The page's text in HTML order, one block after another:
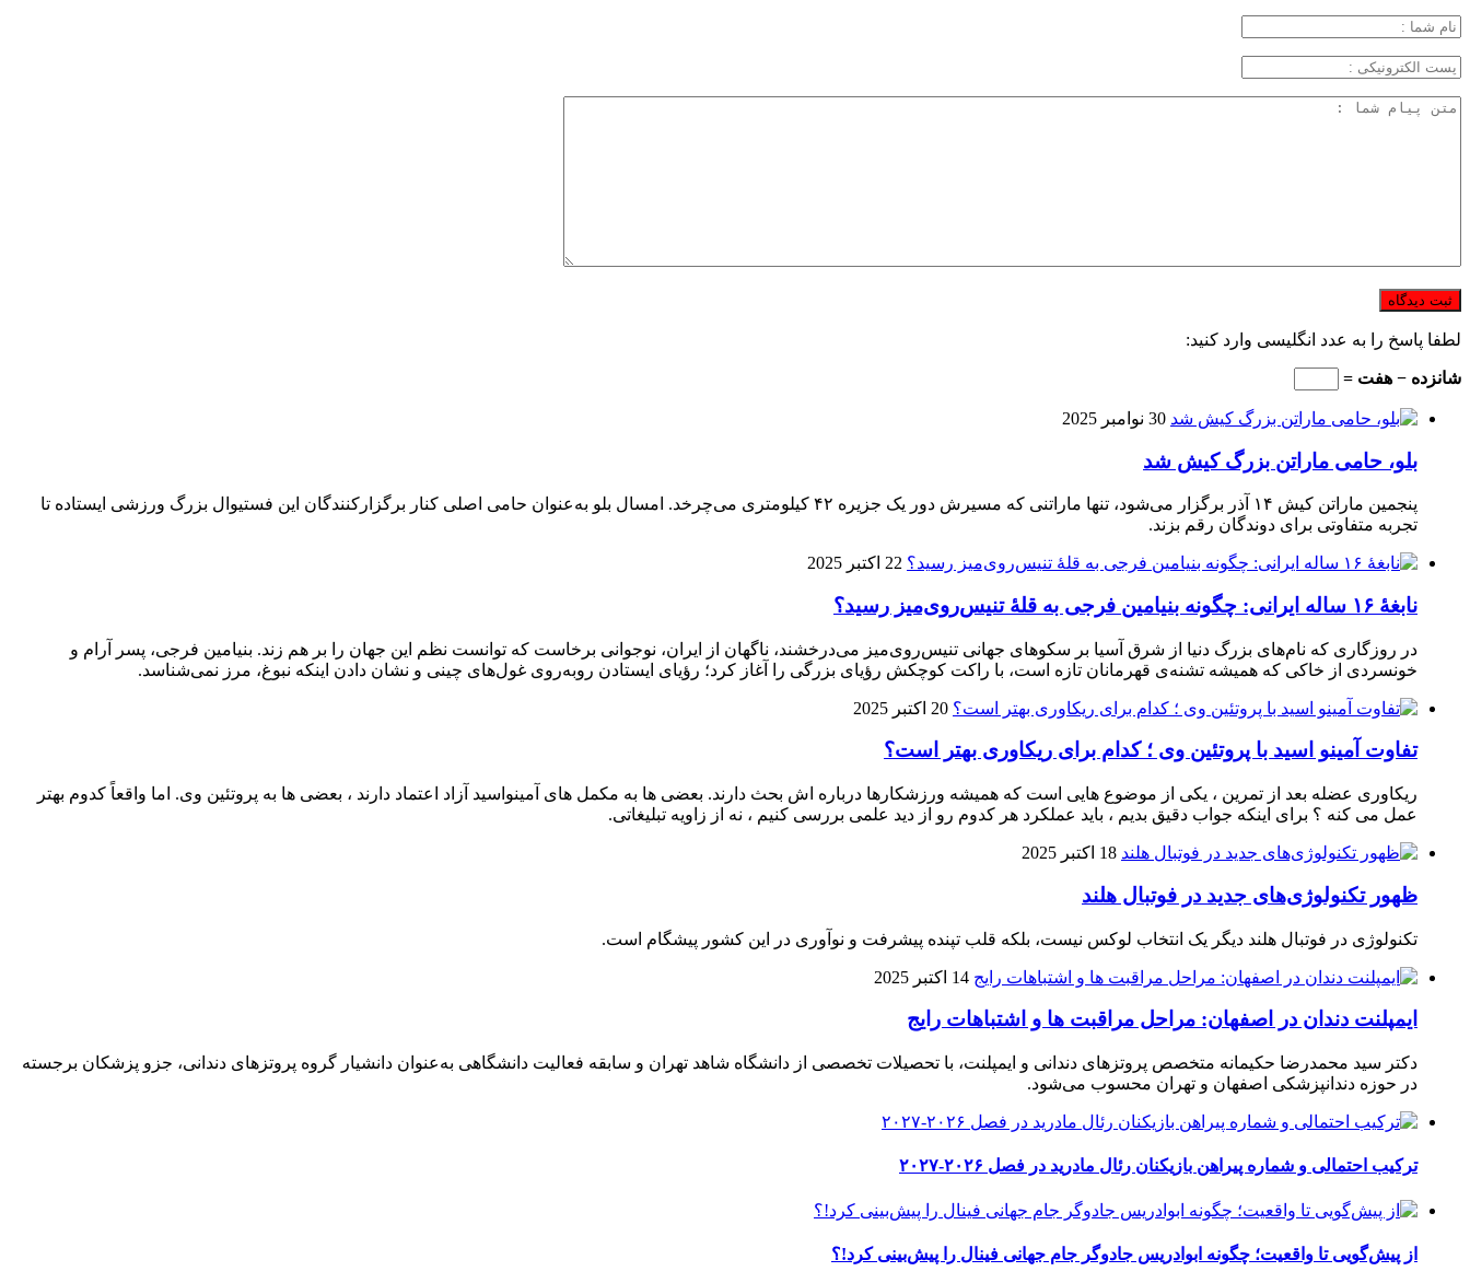
لطفا پاسخ را به عدد انگلیسی وارد کنید:
شانزده − هفت =
30 نوامبر 2025
بلو، حامی ماراتن بزرگ کیش شد
پنجمین ماراتن کیش ۱۴ آذر برگزار می‌شود، تنها ماراتنی که مسیرش دور یک جزیره ۴۲ کیلومتری می‌چرخد. امسال بلو به‌عنوان حامی اصلی کنار برگزارکنندگان این فستیوال بزرگ ورزشی ایستاده تا
تجربه متفاوتی برای دوندگان رقم بزند.
22 اکتبر 2025
نابغهٔ ۱۶ ساله ایرانی: چگونه بنیامین فرجی به قلهٔ تنیس‌روی‌میز رسید؟
در روزگاری که نام‌های بزرگ دنیا از شرق آسیا بر سکوهای جهانی تنیس‌روی‌میز می‌درخشند، ناگهان از ایران، نوجوانی برخاست که توانست نظم این جهان را بر هم زند. بنیامین فرجی، پسر آرام و
خونسردی از خاکی که همیشه تشنه‌ی قهرمانان تازه است، با راکت کوچکش رؤیای بزرگی را آغاز کرد؛ رؤیای ایستادن روبه‌روی غول‌های چینی و نشان دادن اینکه نبوغ، مرز نمی‌شناسد.
20 اکتبر 2025
تفاوت آمینو اسید با پروتئین وی ؛ کدام برای ریکاوری بهتر است؟
ریکاوری عضله بعد از تمرین ، یکی از موضوع‌ هایی‌ است که همیشه ورزشکارها درباره‌ اش بحث دارند. بعضی‌ ها به مکمل‌ های آمینواسید آزاد اعتماد دارند ، بعضی‌ ها به پروتئین وی. اما واقعاً کدوم بهتر
عمل می‌ کنه ؟ برای اینکه جواب دقیق بدیم ، باید عملکرد هر کدوم رو از دید علمی بررسی کنیم ، نه از زاویه تبلیغاتی.
18 اکتبر 2025
ظهور تکنولوژی‌های جدید در فوتبال هلند
تکنولوژی در فوتبال هلند دیگر یک انتخاب لوکس نیست، بلکه قلب تپنده پیشرفت و نوآوری در این کشور پیشگام است.
14 اکتبر 2025
ایمپلنت دندان در اصفهان: مراحل مراقبت ها و اشتباهات رایج
دکتر سید محمدرضا حکیمانه متخصص پروتزهای دندانی و ایمپلنت، با تحصیلات تخصصی از دانشگاه شاهد تهران و سابقه فعالیت دانشگاهی به‌عنوان دانشیار گروه پروتزهای دندانی، جزو پزشکان برجسته
در حوزه دندانپزشکی اصفهان و تهران محسوب می‌شود.
ترکیب احتمالی و شماره پیراهن بازیکنان رئال مادرید در فصل ۲۰۲۶-۲۰۲۷
از پیش‌گویی تا واقعیت؛ چگونه ابوادریس جادوگر جام جهانی فینال را پیش‌بینی کرد!؟